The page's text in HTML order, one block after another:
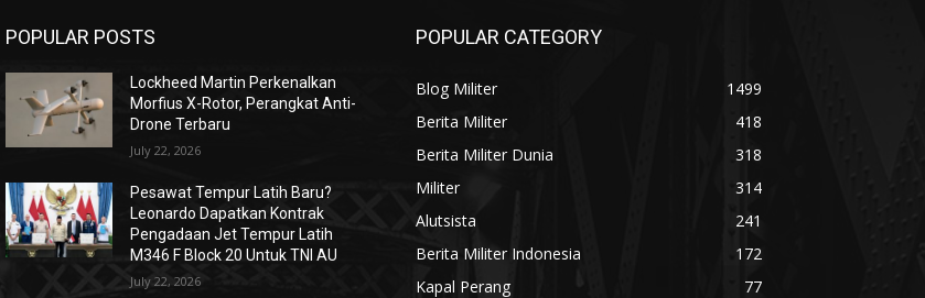
POPULAR POSTS
Lockheed Martin Perkenalkan
Morfius X-Rotor, Perangkat Anti-
Drone Terbaru
July 22, 2026
Pesawat Tempur Latih Baru?
Leonardo Dapatkan Kontrak
Pengadaan Jet Tempur Latih
M346 F Block 20 Untuk TNI AU
July 22, 2026
POPULAR CATEGORY
Blog Militer
1499
Berita Militer
418
Berita Militer Dunia
318
Militer
314
Alutsista
241
Berita Militer Indonesia
172
Kapal Perang
77